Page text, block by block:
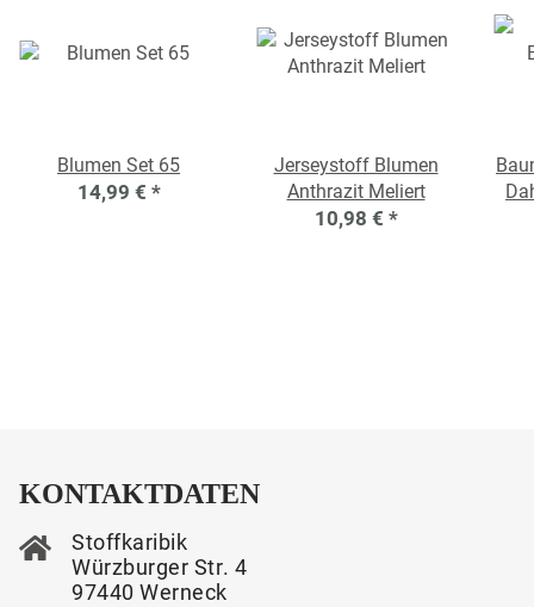
Blumen Set 65
14,99 € *
Jerseystoff Blumen
Anthrazit Meliert
10,98 € *
KONTAKTDATEN
Stoffkaribik
Würzburger Str. 4
97440 Werneck